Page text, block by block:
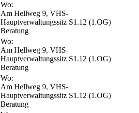
Wo:
Am Hellweg 9, VHS-
Hauptverwaltungssitz S1.12 (1.OG)
Beratung
Wo:
Am Hellweg 9, VHS-
Hauptverwaltungssitz S1.12 (1.OG)
Beratung
Wo:
Am Hellweg 9, VHS-
Hauptverwaltungssitz S1.12 (1.OG)
Beratung